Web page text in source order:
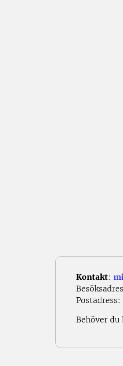
Kontakt:
Postadress:
Behöver du